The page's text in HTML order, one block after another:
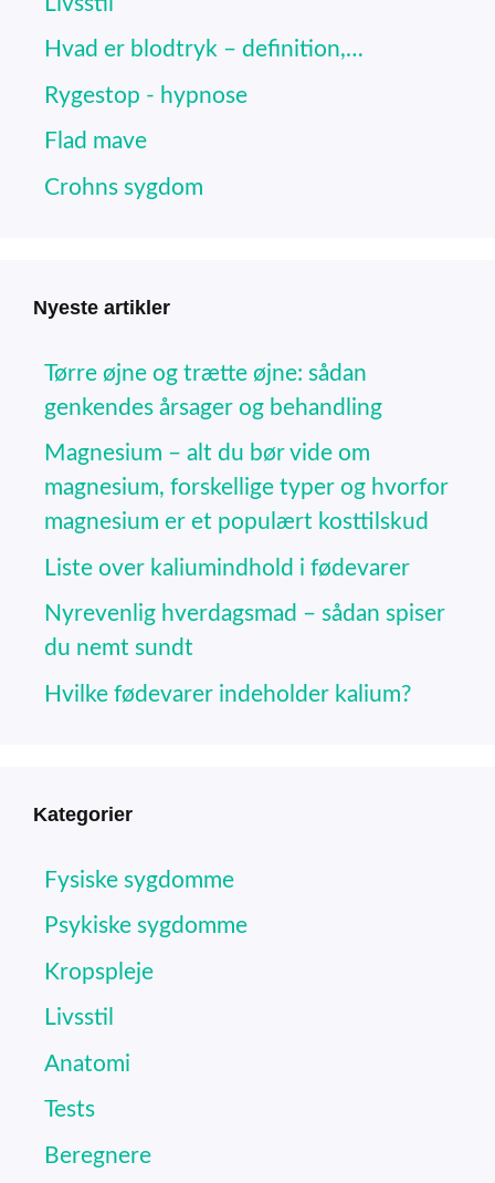
Hvad er blodtryk – definition,…
Rygestop - hypnose
Flad mave
Crohns sygdom
Nyeste artikler
Tørre øjne og trætte øjne: sådan
genkendes årsager og behandling
Magnesium – alt du bør vide om
magnesium, forskellige typer og hvorfor
magnesium er et populært kosttilskud
Liste over kaliumindhold i fødevarer
Nyrevenlig hverdagsmad – sådan spiser
du nemt sundt
Hvilke fødevarer indeholder kalium?
Kategorier
Fysiske sygdomme
Psykiske sygdomme
Kropspleje
Livsstil
Anatomi
Tests
Beregnere